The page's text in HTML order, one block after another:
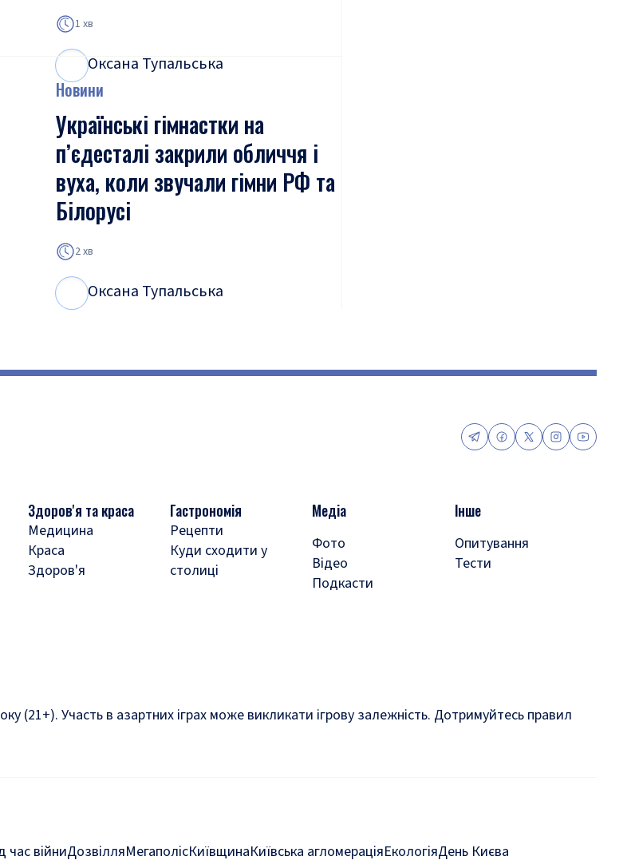
1 хв
Оксана Тупальська
Новини
Українські гімнастки на
п’єдесталі закрили обличчя і
вуха, коли звучали гімни РФ та
Білорусі
2 хв
Оксана Тупальська
Здоров'я та краса
Медицина
Краса
Здоров'я
Гастрономія
Рецепти
Куди сходити у
столиці
Медіа
Фото
Відео
Подкасти
Інше
Опитування
Тести
(21+). Участь в азартних іграх може викликати ігрову залежність. Дотримуйтесь правил
війниДозвілляМегаполісКиївщинаКиївська агломераціяЕкологіяДень Києва